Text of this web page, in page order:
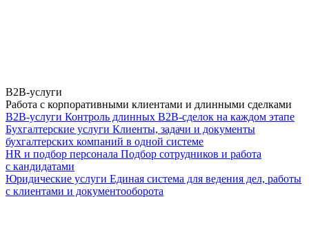
B2B-услуги
Работа с корпоративными клиентами и длинными сделками
B2B-услуги Контроль длинных B2B-сделок на каждом этапе
Бухгалтерские услуги Клиенты, задачи и документы
бухгалтерских компаний в одной системе
HR и подбор персонала Подбор сотрудников и работа
с кандидатами
Юридические услуги Единая система для ведения дел, работы
с клиентами и документооборота